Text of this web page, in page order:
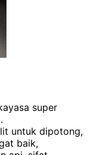
super
untuk dipotong,
baik,